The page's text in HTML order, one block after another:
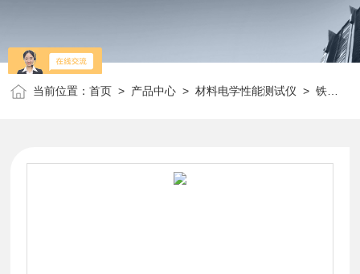
当前位置：首页 > 产品中心 >材料电学性能测试仪 >铁电材料参数测试系统